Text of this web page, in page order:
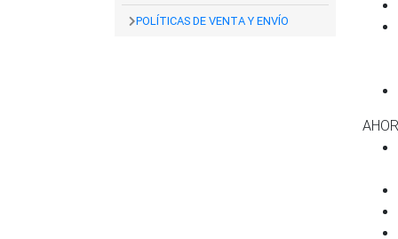
POLÍTICAS DE VENTA Y ENVÍO